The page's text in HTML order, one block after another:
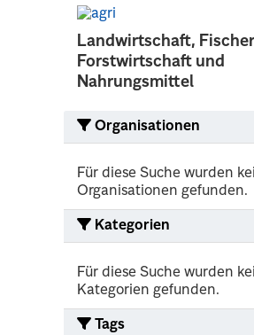
Landwirtschaft,
Forstwirtschaft und
Nahrungsmittel
Organisationen
Für diese Suche wurden
Organisationen gefunden.
Kategorien
Für diese Suche wurden
Kategorien gefunden.
Tags